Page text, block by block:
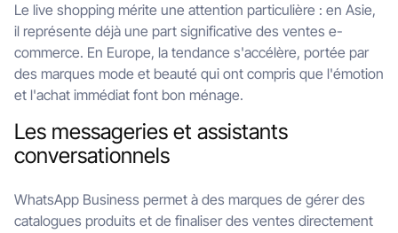
Le live shopping mérite une attention particulière : en Asie,
il représente déjà une part significative des ventes e-
commerce. En Europe, la tendance s'accélère, portée par
des marques mode et beauté qui ont compris que l'émotion
et l'achat immédiat font bon ménage.
Les messageries et assistants
conversationnels
WhatsApp Business permet à des marques de gérer des
catalogues produits et de finaliser des ventes directement